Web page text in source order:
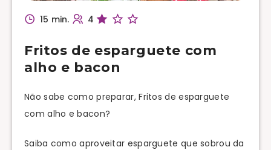
15 min. 4
Fritos de esparguete com
alho e bacon
Não sabe como preparar, Fritos de esparguete
com alho e bacon?
Saiba como aproveitar esparguete que sobrou da